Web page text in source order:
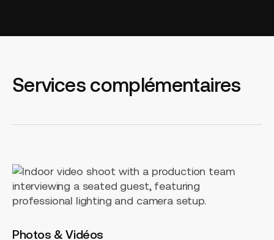
Services complémentaires
Photos & Vidéos
Photos
&
Vidéos